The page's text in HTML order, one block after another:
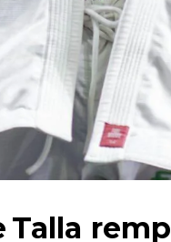
Talla